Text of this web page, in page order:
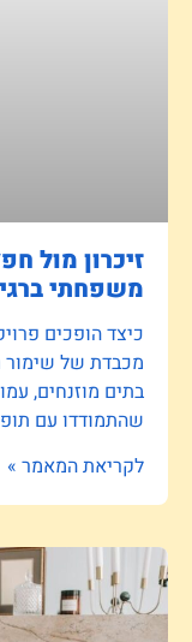
זיכרון מול
משפחתי
כיצד הופכים
מכבדת של שימור
בתים מוזנחים,
שהתמודדו עם
לקריאת המאמר »